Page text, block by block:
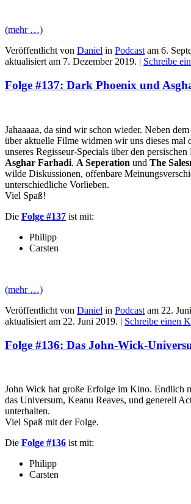
(mehr …)
Veröffentlicht von Daniel in Podcastam 6.
aktualisiert am 7. Dezember 2019. | Schreibe
Folge #137: Dark Phoenix und
Jahaaaaa, da sind wir schon wieder. Neben
über aktuelle Filme widmen wir uns dieses mal
unseres Regisseur-Specials über den
Asghar Farhadi. A Seperation und The
wilde Diskussionen, offenbare
unterschiedliche Vorlieben.
Viel Spaß!
Die Folge #137 ist mit:
Philipp
Carsten
(mehr …)
Veröffentlicht von Daniel in Podcast am 22.
aktualisiert am 22. Juni 2019. | Schreibe einen
Folge #136: Das John-Wick-
John Wick hat große Erfolge im Kino. Endlich
das Universum, Keanu Reaves, und generell
unterhalten.
Viel Spaß mit der Folge.
Die Folge #136 ist mit:
Philipp
Carsten